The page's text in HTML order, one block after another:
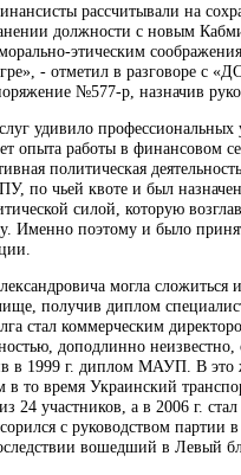
рассчитывали на
должности с новым
этическим
- отметил в разговоре с
№577-р, назначив
удивило профессиональных
опыта работы в финансовом
политическая
по чьей квоте и был
силой, которую
Именно поэтому и было
могла
получив диплом
стал коммерческим
доподлинно
в 1999 г. диплом МАУП. В это
то время Украинский
24 участников, а в 2006 г.
с руководством
вошедший в Левый